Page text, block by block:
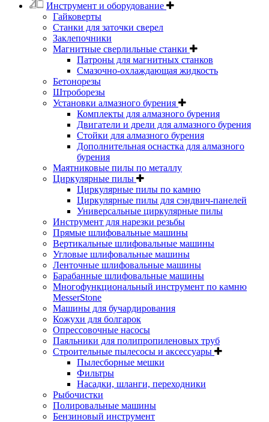
Инструмент и оборудование
Гайковерты
Станки для заточки сверел
Заклепочники
Магнитные сверлильные станки
Патроны для магнитных станков
Смазочно-охлаждающая жидкость
Бетонорезы
Штроборезы
Установки алмазного бурения
Комплекты для алмазного бурения
Двигатели и дрели для алмазного бурения
Стойки для алмазного бурения
Дополнительная оснастка для алмазного
бурения
Маятниковые пилы по металлу
Циркулярные пилы
Циркулярные пилы по камню
Циркулярные пилы для сэндвич-панелей
Универсальные циркулярные пилы
Инструмент для нарезки резьбы
Прямые шлифовальные машины
Вертикальные шлифовальные машины
Угловые шлифовальные машины
Ленточные шлифовальные машины
Барабанные шлифовальные машины
Многофункциональный инструмент по камню
MesserStone
Машины для бучардирования
Кожухи для болгарок
Опрессовочные насосы
Паяльники для полипропиленовых труб
Строительные пылесосы и аксессуары
Пылесборные мешки
Фильтры
Насадки, шланги, переходники
Рыбочистки
Полировальные машины
Бензиновый инструмент